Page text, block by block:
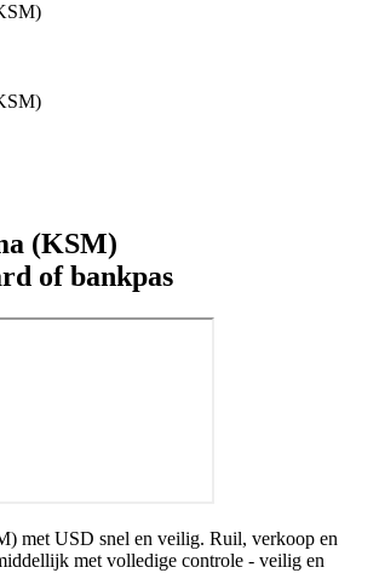
(KSM)
of bankpas
met USD snel en veilig. Ruil, verkoop en
met volledige controle - veilig en